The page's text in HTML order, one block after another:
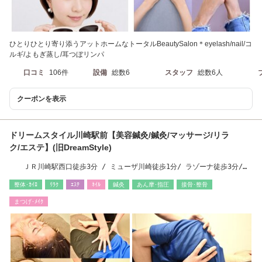
ひとりひとり寄り添うアットホームなトータルBeautySalon＊eyelash/nail/コ
ルギ/よもぎ蒸し/耳つぼリンパ
口コミ 106件 設備 総数6 スタッフ 総数6人
クーポンを表示
ドリームスタイル川崎駅前【美容鍼灸/鍼灸/マッサージ/リラ
ク/エステ】(旧DreamStyle)
ＪＲ川崎駅西口徒歩3分 / ミューザ川崎徒歩1分/ ラゾーナ徒歩3分/京
整体･ｶｲﾛ ﾘﾗｸ ｴｽﾃ ﾈｲﾙ 鍼灸 あん摩･指圧 接骨･整骨
まつげ･ﾒｲｸ